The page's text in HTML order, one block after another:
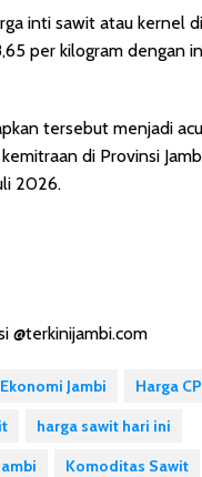
inti sawit atau kernel
per kilogram dengan
tersebut menjadi
di Provinsi
2026.
@terkinijambi.com
Ekonomi Jambi
Harga
harga sawit hari ini
Komoditas Sawit